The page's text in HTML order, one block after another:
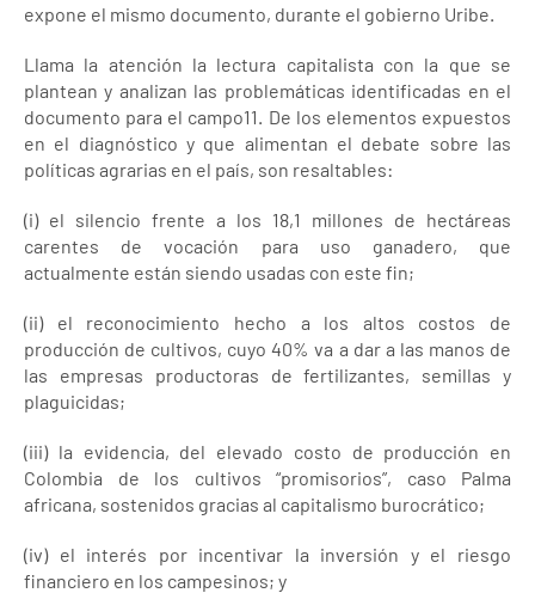
expone el mismo documento, durante el gobierno Uribe.
Llama la atención la lectura capitalista con la que se
plantean y analizan las problemáticas identificadas en el
documento para el campo11. De los elementos expuestos
en el diagnóstico y que alimentan el debate sobre las
políticas agrarias en el país, son resaltables:
(i) el silencio frente a los 18,1 millones de hectáreas
carentes de vocación para uso ganadero, que
actualmente están siendo usadas con este fin;
(ii) el reconocimiento hecho a los altos costos de
producción de cultivos, cuyo 40% va a dar a las manos de
las empresas productoras de fertilizantes, semillas y
plaguicidas;
(iii) la evidencia, del elevado costo de producción en
Colombia de los cultivos “promisorios”, caso Palma
africana, sostenidos gracias al capitalismo burocrático;
(iv) el interés por incentivar la inversión y el riesgo
financiero en los campesinos; y